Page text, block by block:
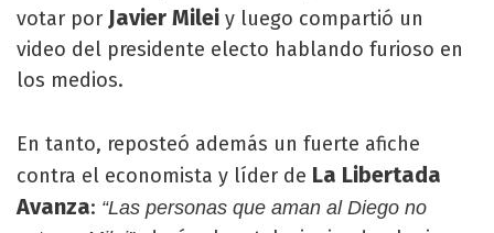
votar por Javier Milei y luego compartió un
video del presidente electo hablando furioso en
los medios.
En tanto, reposteó además un fuerte afiche
contra el economista y líder de La Libertada
Avanza: “Las personas que aman al Diego no